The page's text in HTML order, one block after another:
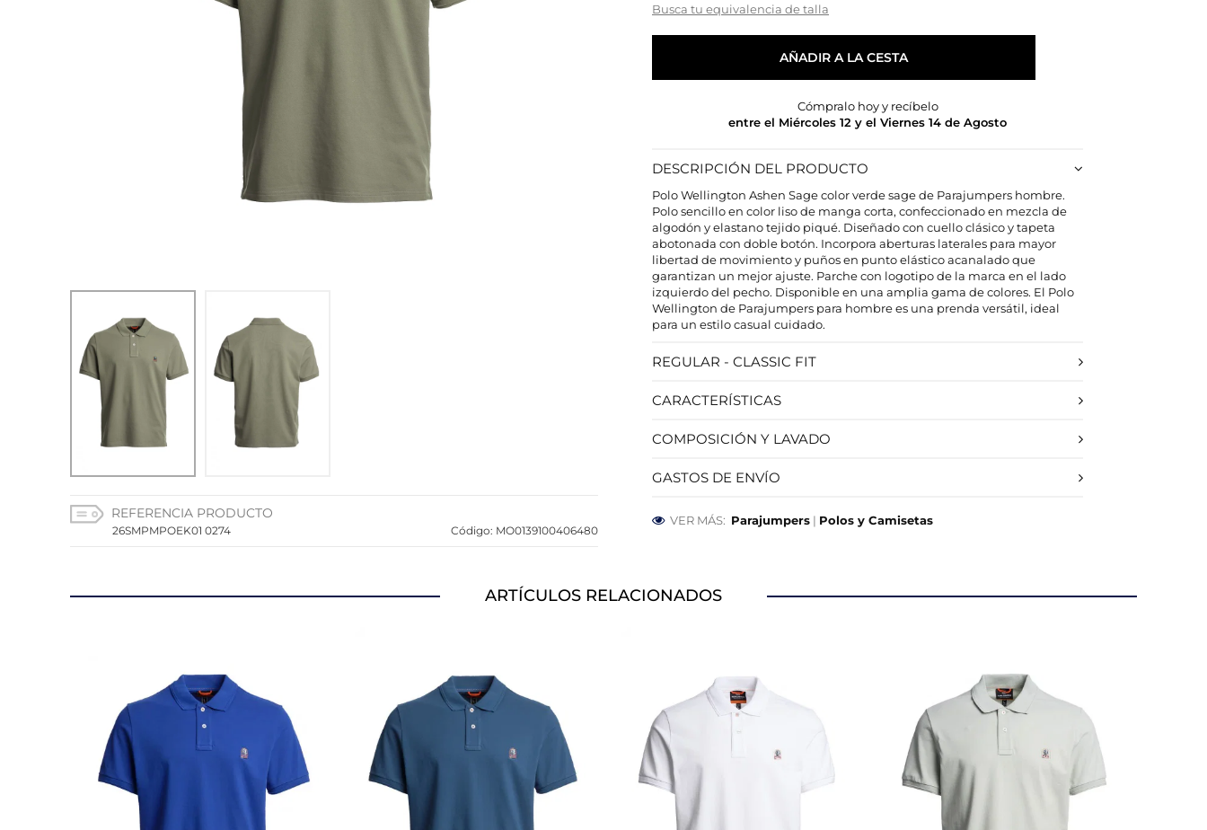
REFERENCIA PRODUCTO
26SMPMPOEK01 0274 Código: MO0139100406480
Busca tu equivalencia de talla
AÑADIR A LA CESTA
Cómpralo hoy y recíbelo
entre el Miércoles 12 y el Viernes 14 de Agosto
DESCRIPCIÓN DEL PRODUCTO
Polo Wellington Ashen Sage color verde sage de Parajumpers hombre.
Polo sencillo en color liso de manga corta, confeccionado en mezcla de
algodón y elastano tejido piqué. Diseñado con cuello clásico y tapeta
abotonada con doble botón. Incorpora aberturas laterales para mayor
libertad de movimiento y puños en punto elástico acanalado que
garantizan un mejor ajuste. Parche con logotipo de la marca en el lado
izquierdo del pecho. Disponible en una amplia gama de colores. El Polo
Wellington de Parajumpers para hombre es una prenda versátil, ideal
para un estilo casual cuidado.
REGULAR - CLASSIC FIT
CARACTERÍSTICAS
COMPOSICIÓN Y LAVADO
GASTOS DE ENVÍO
VER MÁS: Parajumpers | Polos y Camisetas
ARTÍCULOS RELACIONADOS
CONFIGURACIÓN DE COOKIES HABILITAR TODO
Cookies necesarias
Estas cookies son necesarias para que el sitio web funcione y no se pueden desactivar en nuestros sistemas. Puede
información que recogen estas cookies es agregada y, por lo tanto, es anónima.
Cookies de preferencias
Estas cookies permiten a la página web recordar información que cambia la forma en que la página se comporta o el
aspecto que tiene, como su idioma preferido o la región en la que usted se encuentra.
Cookies de marketing
Estas cookies se utilizan para rastrear a los visitantes en las páginas web. La intención es mostrar anuncios relevantes y
atractivos para el usuario individual.